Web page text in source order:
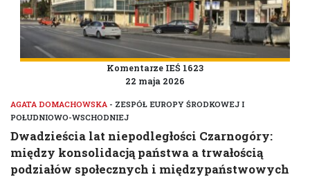
Komentarze IEŚ 1623
22 maja 2026
AGATA DOMACHOWSKA - ZESPÓŁ EUROPY ŚRODKOWEJ I
POŁUDNIOWO-WSCHODNIEJ
Dwadzieścia lat niepodległości Czarnogóry:
między konsolidacją państwa a trwałością
podziałów społecznych i międzypaństwowych